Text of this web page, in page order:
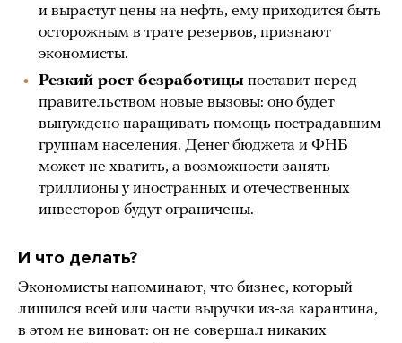
и вырастут цены на нефть, ему приходится быть
осторожным в трате резервов, признают
экономисты.
Резкий рост безработицы поставит перед
правительством новые вызовы: оно будет
вынуждено наращивать помощь пострадавшим
группам населения. Денег бюджета и ФНБ
может не хватить, а возможности занять
триллионы у иностранных и отечественных
инвесторов будут ограничены.
И что делать?
Экономисты напоминают, что бизнес, который
лишился всей или части выручки из-за карантина,
в этом не виноват: он не совершал никаких